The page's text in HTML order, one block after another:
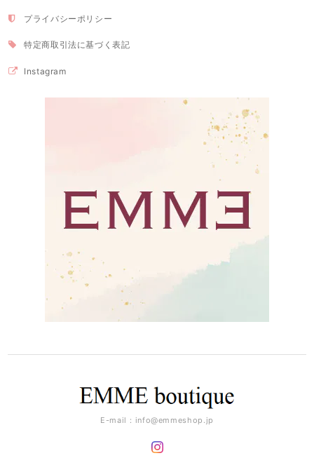
プライバシーポリシー
特定商取引法に基づく表記
Instagram
E-mail： info@emmeshop.jp